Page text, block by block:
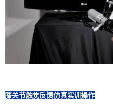
膝关节触觉反馈仿真实训操作